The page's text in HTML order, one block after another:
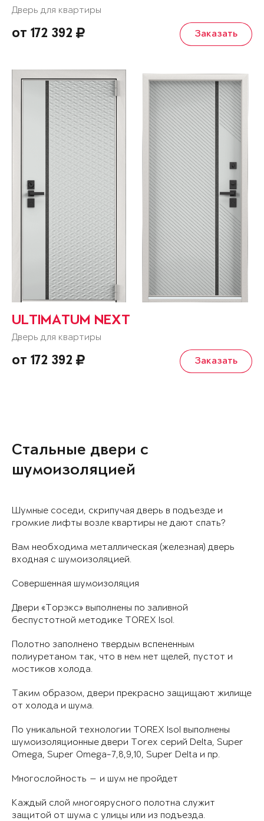
Дверь для квартиры
от 172 392 Заказать
ULTIMATUM NEXT
Дверь для квартиры
от 172 392 Заказать
Стальные двери с
шумоизоляцией
Шумные соседи, скрипучая дверь в подъезде и
громкие лифты возле квартиры не дают спать?
Вам необходима металлическая (железная) дверь
входная с шумоизоляцией.
Совершенная шумоизоляция
Двери «Торэкс» выполнены по заливной
беспустотной методике TOREX Isol.
Полотно заполнено твердым вспененным
полиуретаном так, что в нем нет щелей, пустот и
мостиков холода.
Таким образом, двери прекрасно защищают жилище
от холода и шума.
По уникальной технологии TOREX Isol выполнены
шумоизоляционные двери Torex серий Delta, Super
Omega, Super Omega-7,8,9,10, Super Delta и пр.
Многослойность — и шум не пройдет
Каждый слой многоярусного полотна служит
защитой от шума с улицы или из подъезда.